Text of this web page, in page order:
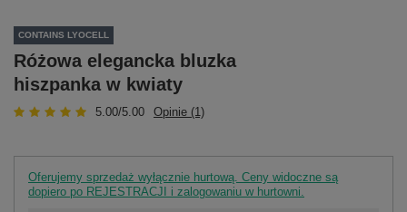
CONTAINS LYOCELL
Różowa elegancka bluzka
hiszpanka w kwiaty
5.00/5.00 Opinie (1)
Oferujemy sprzedaż wyłącznie hurtową. Ceny widoczne są
dopiero po REJESTRACJI i zalogowaniu w hurtowni.